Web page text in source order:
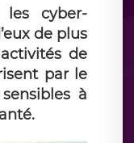
les cyber-
de plus
de
par le
à